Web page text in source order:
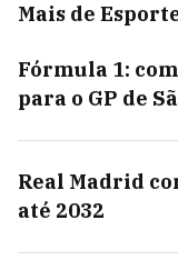
Mais de
Fórmula 1:
para o GP de
Real Madrid
até 2032